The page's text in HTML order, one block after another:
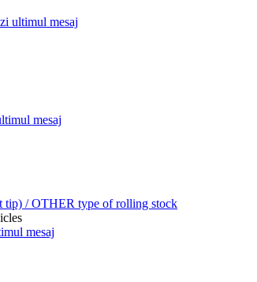
tip) / OTHER type of rolling stock